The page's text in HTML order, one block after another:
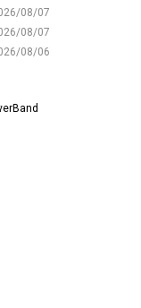
08/07
08/07
08/06